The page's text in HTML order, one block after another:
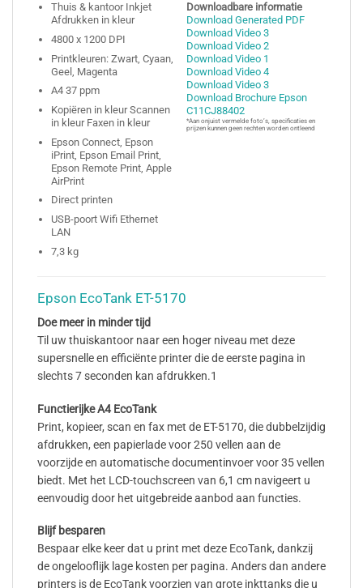
Thuis & kantoor Inkjet
Afdrukken in kleur
4800 x 1200 DPI
Printkleuren: Zwart, Cyaan,
Geel, Magenta
A4 37 ppm
Kopiëren in kleur Scannen
in kleur Faxen in kleur
Epson Connect, Epson
iPrint, Epson Email Print,
Epson Remote Print, Apple
AirPrint
Direct printen
USB-poort Wifi Ethernet
LAN
7,3 kg
Downloadbare informatie
Download Generated PDF
Download Video 3
Download Video 2
Download Video 1
Download Video 4
Download Video 3
Download Brochure Epson
C11CJ88402
*Aan onjuist vermelde foto’s, specificaties en
prijzen kunnen geen rechten worden ontleend
Epson EcoTank ET-5170
Doe meer in minder tijd
Til uw thuiskantoor naar een hoger niveau met deze
supersnelle en efficiënte printer die de eerste pagina in
slechts 7 seconden kan afdrukken.1
Functierijke A4 EcoTank
Print, kopieer, scan en fax met de ET-5170, die dubbelzijdig
afdrukken, een papierlade voor 250 vellen aan de
voorzijde en automatische documentinvoer voor 35 vellen
biedt. Met het LCD-touchscreen van 6,1 cm navigeert u
eenvoudig door het uitgebreide aanbod aan functies.
Blijf besparen
Bespaar elke keer dat u print met deze EcoTank, dankzij
de ongelooflijk lage kosten per pagina. Anders dan andere
printers is de EcoTank voorzien van grote inkttanks die u